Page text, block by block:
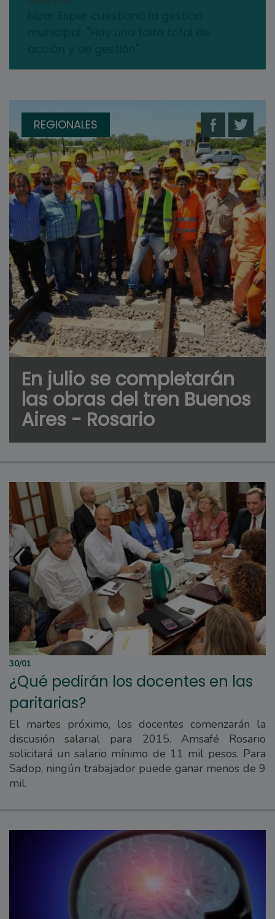
REGIONALES
En julio se completarán
las obras del tren Buenos
Aires - Rosario
30/01
¿Qué pedirán los docentes en las
paritarias?
El martes próximo, los docentes comenzarán la
discusión salarial para 2015. Amsafé Rosario
solicitará un salario mínimo de 11 mil pesos. Para
Sadop, ningún trabajador puede ganar menos de 9
mil.